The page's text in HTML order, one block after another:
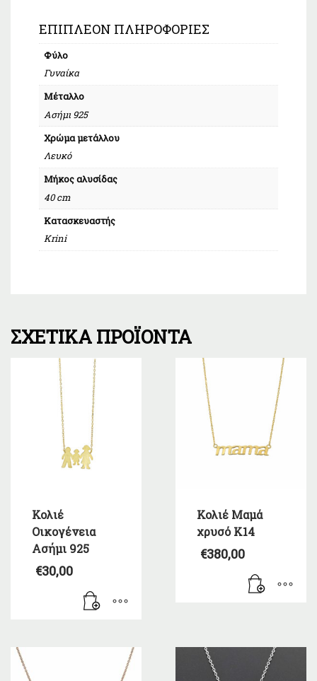
ΕΠΙΠΛΈΟΝ ΠΛΗΡΟΦΟΡΊΕΣ
Φύλο
Γυναίκα
Μέταλλο
Ασήμι 925
Χρώμα μετάλλου
Λευκό
Μήκος αλυσίδας
40 cm
Κατασκευαστής
Krini
ΣΧΕΤΙΚΆ ΠΡΟΪΌΝΤΑ
Κολιέ
Οικογένεια
Ασήμι 925
€30,00
Κολιέ Μαμά
χρυσό Κ14
€380,00